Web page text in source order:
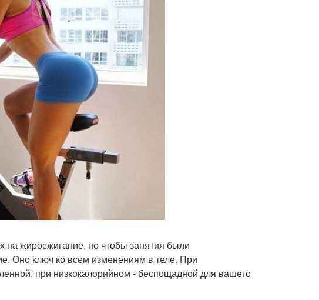
жиросжигание, но чтобы занятия были
Оно ключ ко всем изменениям в теле. При
при низкокалорийном - беспощадной для вашего